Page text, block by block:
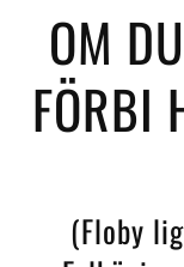
OM
FÖRBI
(Floby